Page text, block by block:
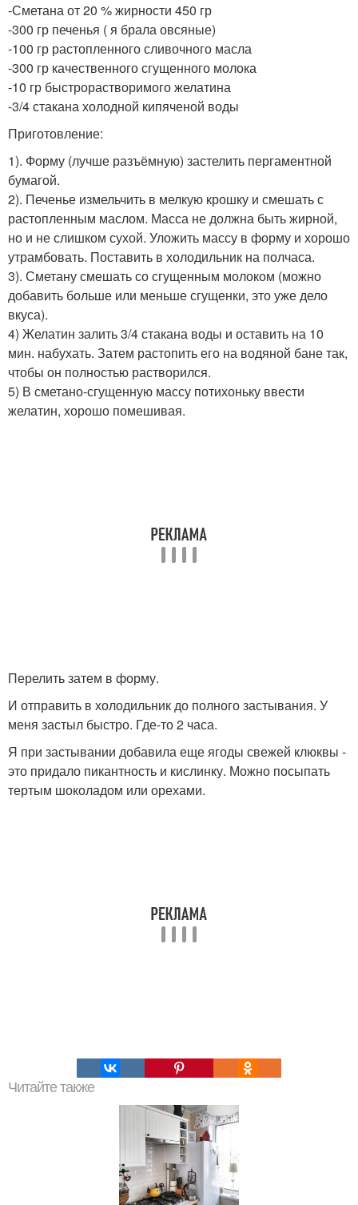
-Сметана от 20 % жирности 450 гр
-300 гр печенья ( я брала овсяные)
-100 гр растопленного сливочного масла
-300 гр качественного сгущенного молока
-10 гр быстрорастворимого желатина
-3/4 стакана холодной кипяченой воды
Приготовление:
1). Форму (лучше разъёмную) застелить пергаментной
бумагой.
2). Печенье измельчить в мелкую крошку и смешать с
растопленным маслом. Масса не должна быть жирной,
но и не слишком сухой. Уложить массу в форму и хорошо
утрамбовать. Поставить в холодильник на полчаса.
3). Сметану смешать со сгущенным молоком (можно
добавить больше или меньше сгущенки, это уже дело
вкуса).
4) Желатин залить 3/4 стакана воды и оставить на 10
мин. набухать. Затем растопить его на водяной бане так,
чтобы он полностью растворился.
5) В сметано-сгущенную массу потихоньку ввести
желатин, хорошо помешивая.
Перелить затем в форму.
И отправить в холодильник до полного застывания. У
меня застыл быстро. Где-то 2 часа.
Я при застывании добавила еще ягоды свежей клюквы -
это придало пикантность и кислинку. Можно посыпать
тертым шоколадом или орехами.
Читайте также